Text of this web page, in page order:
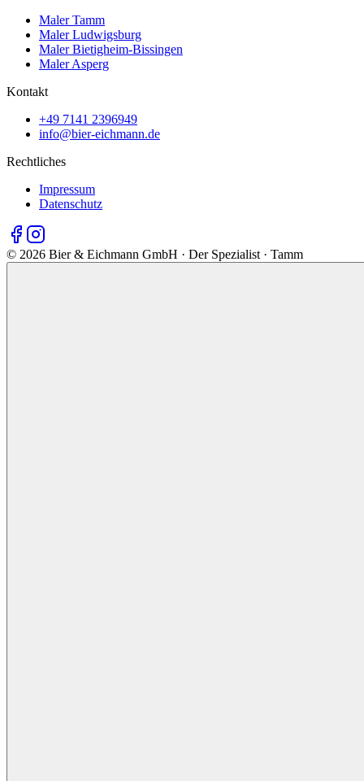
Maler Tamm
Maler Ludwigsburg
Maler Bietigheim-Bissingen
Maler Asperg
Kontakt
+49 7141 2396949
info@bier-eichmann.de
Rechtliches
Impressum
Datenschutz
© 2026 Bier & Eichmann GmbH · Der Spezialist · Tamm